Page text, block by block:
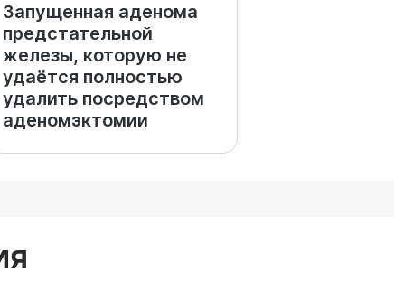
Запущенная аденома
предстательной
железы, которую не
удаётся полностью
удалить посредством
аденомэктомии